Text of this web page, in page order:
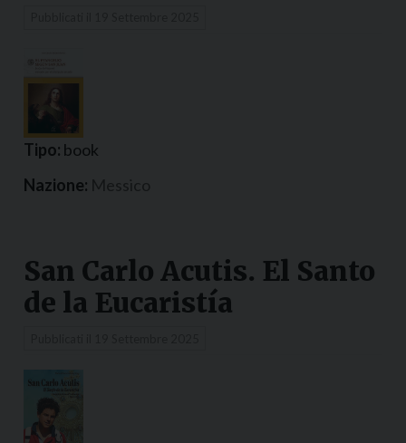
Tipo: book
Nazione:
San Carlo Acutis. El Santo
de la Eucaristía